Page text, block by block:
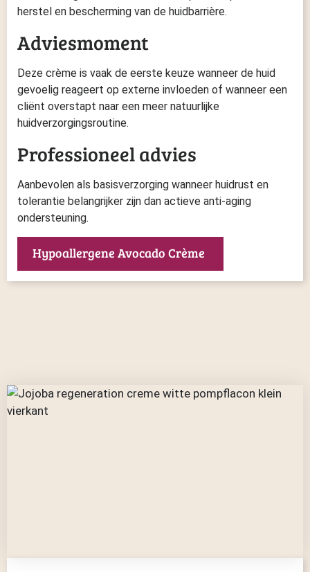
herstel en bescherming van de huidbarrière.
Adviesmoment
Deze crème is vaak de eerste keuze wanneer de huid
gevoelig reageert op externe invloeden of wanneer een
cliënt overstapt naar een meer natuurlijke
huidverzorgingsroutine.
Professioneel advies
Aanbevolen als basisverzorging wanneer huidrust en
tolerantie belangrijker zijn dan actieve anti-aging
ondersteuning.
Hypoallergene Avocado Crème